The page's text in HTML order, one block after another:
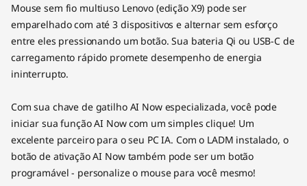
Mouse sem fio multiuso Lenovo (edição X9) pode ser
emparelhado com até 3 dispositivos e alternar sem esforço
entre eles pressionando um botão. Sua bateria Qi ou USB-C de
carregamento rápido promete desempenho de energia
ininterrupto.
Com sua chave de gatilho AI Now especializada, você pode
iniciar sua função AI Now com um simples clique! Um
excelente parceiro para o seu PC IA. Com o LADM instalado, o
botão de ativação AI Now também pode ser um botão
programável - personalize o mouse para você mesmo!